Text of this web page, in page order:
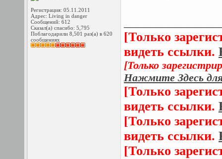
Регистрация: 05.11.2011
Адрес: Living in danger
Сообщений: 612
Сказал(а) спасибо: 5,795
Поблагодарили 8,501 раз(а) в 620
сообщениях
[Только
видеть ссылки.
[Только
Нажмите Здесь
[Только
видеть ссылки.
[Только
видеть ссылки.
[Только